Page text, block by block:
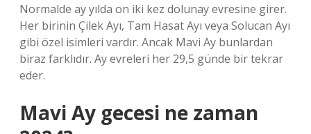
Normalde ay yılda on iki kez dolunay evresine girer.
Her birinin Çilek Ayı, Tam Hasat Ayı veya Solucan Ayı
gibi özel isimleri vardır. Ancak Mavi Ay bunlardan
biraz farklıdır. Ay evreleri her 29,5 günde bir tekrar
eder.
Mavi Ay gecesi ne zaman